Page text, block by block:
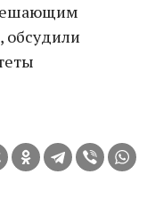
обсудили